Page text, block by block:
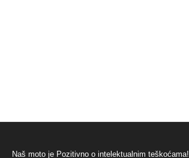
Naš moto je Pozitivno o intelektualnim teškoćama!